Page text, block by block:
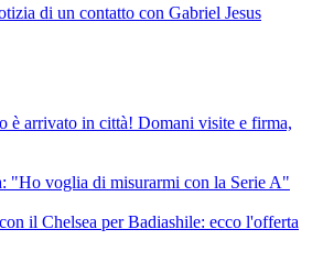
di un contatto con Gabriel Jesus
è arrivato in città! Domani visite e firma,
"Ho voglia di misurarmi con la Serie A"
il Chelsea per Badiashile: ecco l'offerta